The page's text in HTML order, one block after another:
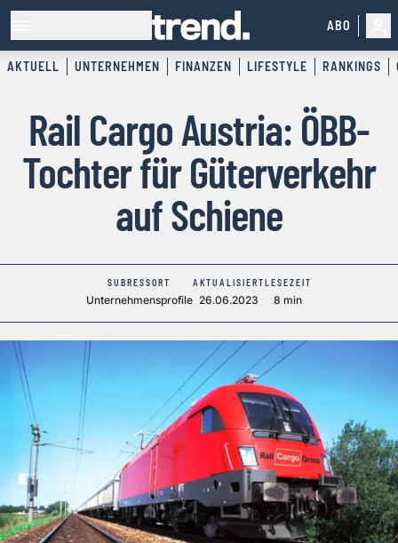
ABO
AKTUELL UNTERNEHMEN FINANZEN LIFESTYLE RANKINGS
Rail Cargo Austria: ÖBB-
Tochter für Güterverkehr
auf Schiene
SUBRESSORT
Unternehmensprofile
AKTUALISIERT
26.06.2023
LESEZEIT
8 min